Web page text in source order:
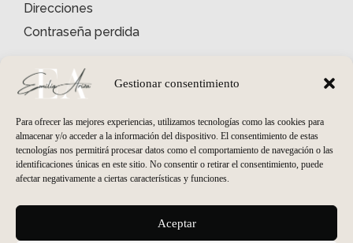
Gestionar consentimiento
Para ofrecer las mejores experiencias, utilizamos tecnologías como las cookies para
almacenar y/o acceder a la información del dispositivo. El consentimiento de estas
tecnologías nos permitirá procesar datos como el comportamiento de navegación o las
identificaciones únicas en este sitio. No consentir o retirar el consentimiento, puede
afectar negativamente a ciertas características y funciones.
Aceptar
Direcciones
Contraseña perdida
INFORMACIÓN
Quiénes somos
Envíos y Devoluciones
Política de Privacidad
Política de Cookies
HORARIO PELUQUERÍA